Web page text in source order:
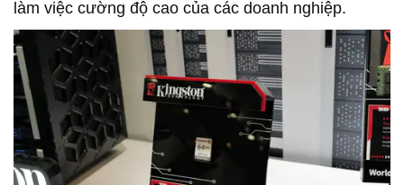
làm việc cường độ cao của các doanh nghiệp.